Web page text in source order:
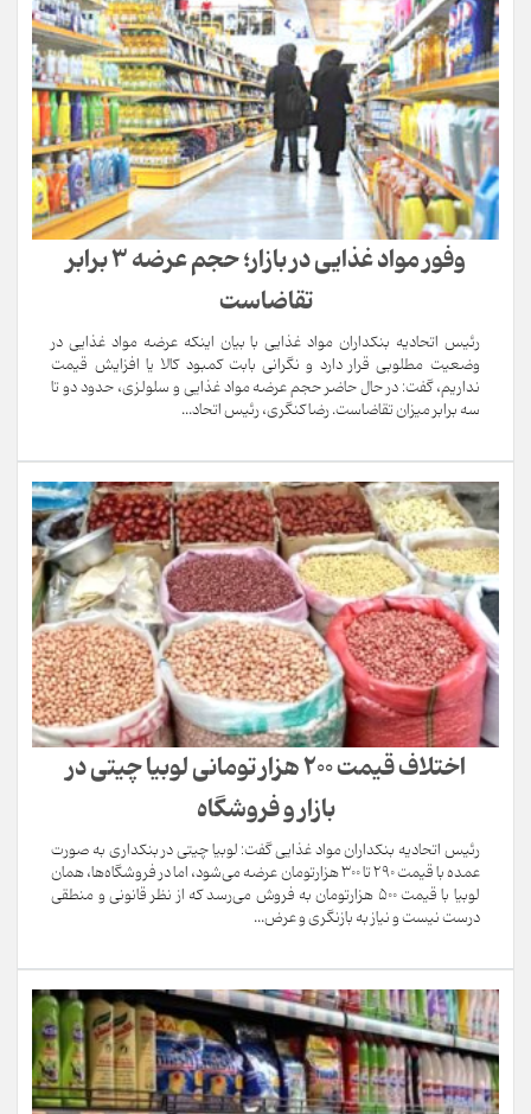
وفور مواد غذایی در بازار؛ حجم عرضه ۳ برابر
تقاضاست
رئیس اتحادیه بنکداران مواد غذایی با بیان اینکه عرضه مواد غذایی در
وضعیت مطلوبی قرار دارد و نگرانی بابت کمبود کالا یا افزایش قیمت
نداریم، گفت: در حال حاضر حجم عرضه مواد غذایی و سلولزی، حدود دو تا
سه برابر میزان تقاضاست. رضا کنگری، رئیس اتحاد...
اختلاف قیمت ۲۰۰ هزار تومانی لوبیا چیتی در
بازار و فروشگاه
رئیس اتحادیه بنکداران مواد غذایی گفت: لوبیا چیتی در بنکداری به صورت
عمده با قیمت ۲۹۰ تا ۳۰۰ هزارتومان عرضه می‌شود، اما در فروشگاه‌ها، همان
لوبیا با قیمت ۵۰۰ هزارتومان به فروش می‌رسد که از نظر قانونی و منطقی
درست نیست و نیاز به بازنگری و عرض...